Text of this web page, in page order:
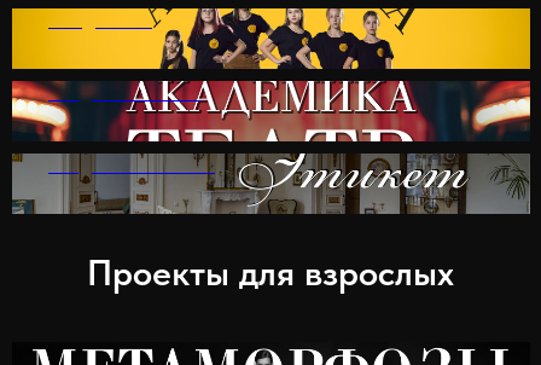
.АКАДЕМИКА
АКАДЕМИКА ТЕАТР
АКАДЕМИКА ЭТИКЕТ
Проекты для взрослых